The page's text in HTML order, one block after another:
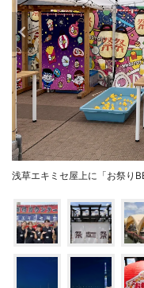
浅草エキミセ屋上に「お祭り